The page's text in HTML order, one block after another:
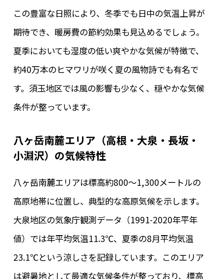
この豊富な日照により、冬季でも日中の気温上昇が
期待でき、暖房費の節約効果も見込めるでしょう。
夏季においても湿度の低い爽やかな気候が特徴で、
約40万本のヒマワリが咲く夏の風物詩でも有名で
す。須玉地区では風の影響も少なく、穏やかな気候
条件が整っています。
八ヶ岳南麓エリア（高根・大泉・長坂・
小淵沢）の気候特性
八ヶ岳南麓エリアは標高約800～1,300メートルの
高原地帯に位置し、典型的な高原気候を示します。
大泉地区の気象庁観測データ（1991-2020年平年
値）では年平均気温11.3℃、夏季の8月平均気温
23.1℃という涼しさを記録しています。このエリア
は避暑地として最適な気候条件が整っており、標高